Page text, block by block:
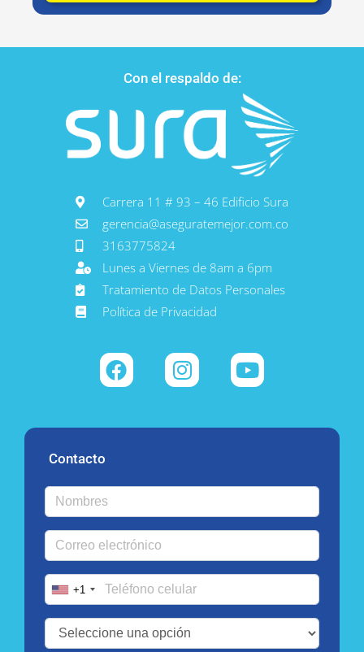
Con el respaldo de:
Carrera 11 # 93 – 46 Edificio Sura
gerencia@aseguratemejor.com.co
3163775824
Lunes a Viernes de 8am a 6pm
Tratamiento de Datos Personales
Política de Privacidad
Contacto